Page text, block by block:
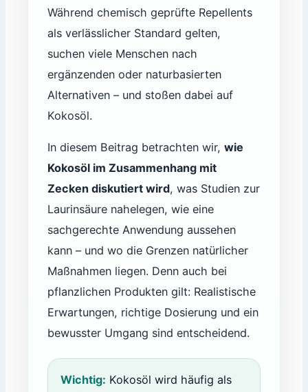
Während chemisch geprüfte Repellents
als verlässlicher Standard gelten,
suchen viele Menschen nach
ergänzenden oder naturbasierten
Alternativen – und stoßen dabei auf
Kokosöl.
In diesem Beitrag betrachten wir,wie
Kokosöl im Zusammenhang mit
Zecken diskutiert wird, was Studien zur
Laurinsäure nahelegen, wie eine
sachgerechte Anwendung aussehen
kann – und wo die Grenzen natürlicher
Maßnahmen liegen. Denn auch bei
pflanzlichen Produkten gilt: Realistische
Erwartungen, richtige Dosierung und ein
bewusster Umgang sind entscheidend.
Wichtig: Kokosöl wird häufig als